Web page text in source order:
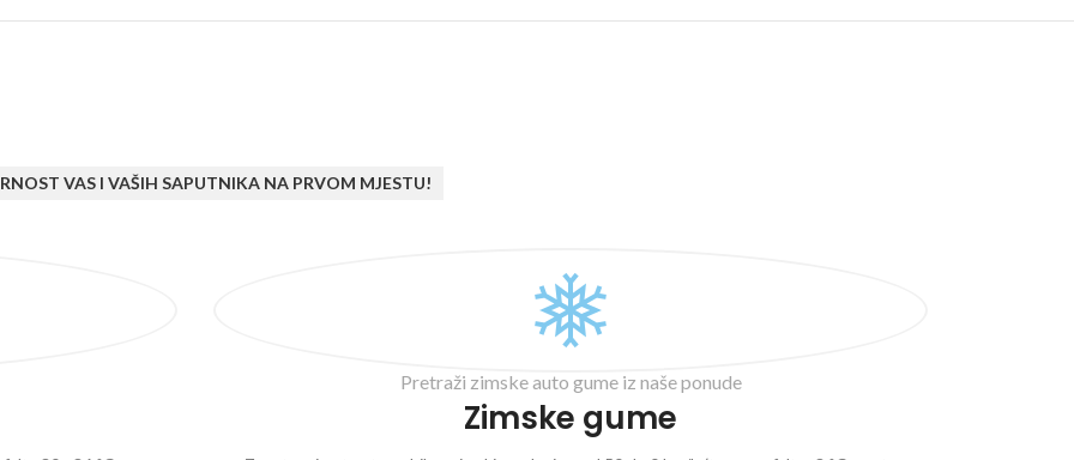
VAS I VAŠIH SAPUTNIKA NA PRVOM MJESTU!
Pretraži zimske auto gume iz naše ponude
Zimske gume